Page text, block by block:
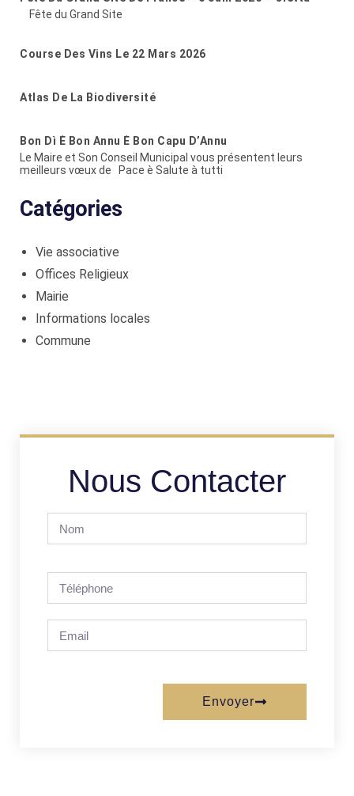
Fête du Grand Site
Course Des Vins Le 22 Mars 2026
Atlas De La Biodiversité
Bon Dì È Bon Annu È Bon Capu D’Annu
Le Maire et Son Conseil Municipal vous présentent leurs
meilleurs vœux de Pace è Salute à tutti
Catégories
Vie associative
Offices Religieux
Mairie
Informations locales
Commune
Nous Contacter
Envoyer